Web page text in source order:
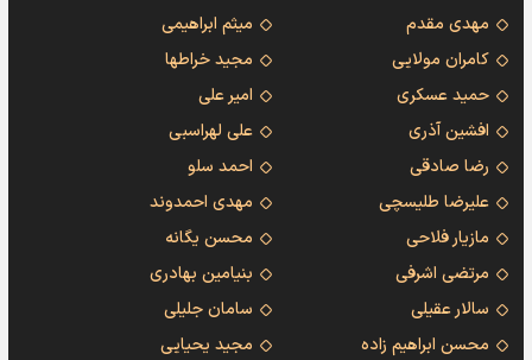
مهدی مقدم
میثم ابراهیمی
کامران مولایی
مجید خراطها
حمید عسکری
امیر علی
افشین آذری
علی لهراسبی
رضا صادقی
احمد سلو
علیرضا طلیسچی
مهدی احمدوند
مازیار فلاحی
محسن یگانه
مرتضی اشرفی
بنیامین بهادری
سالار عقیلی
سامان جلیلی
محسن ابراهیم زاده
مجید یحیایی